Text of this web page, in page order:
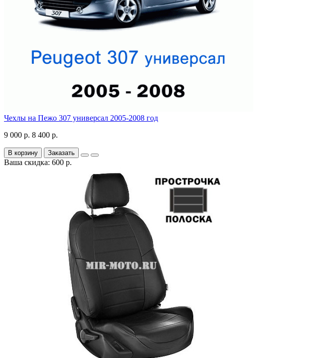
Чехлы на Пежо 307 универсал 2005-2008 год
9 000 р. 8 400 р.
В корзину Заказать
Ваша скидка: 600 р.